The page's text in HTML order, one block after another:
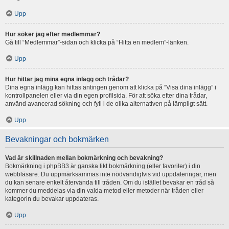
Upp
Hur söker jag efter medlemmar?
Gå till “Medlemmar”-sidan och klicka på “Hitta en medlem”-länken.
Upp
Hur hittar jag mina egna inlägg och trådar?
Dina egna inlägg kan hittas antingen genom att klicka på “Visa dina inlägg” i
kontrollpanelen eller via din egen profilsida. För att söka efter dina trådar,
använd avancerad sökning och fyll i de olika alternativen på lämpligt sätt.
Upp
Bevakningar och bokmärken
Vad är skillnaden mellan bokmärkning och bevakning?
Bokmärkning i phpBB3 är ganska likt bokmärkning (eller favoriter) i din
webbläsare. Du uppmärksammas inte nödvändigtvis vid uppdateringar, men
du kan senare enkelt återvända till tråden. Om du istället bevakar en tråd så
kommer du meddelas via din valda metod eller metoder när tråden eller
kategorin du bevakar uppdateras.
Upp